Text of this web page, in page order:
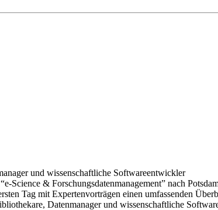
und wissenschaftliche Softwareentwickler
& Forschungsdatenmanagement” nach
Tag mit Expertenvorträgen einen umfassenden
Datenmanager und wissenschaftliche